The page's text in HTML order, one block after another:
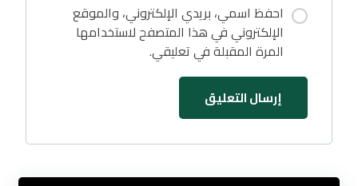
احفظ اسمي، بريدي الإلكتروني، والموقع
الإلكتروني في هذا المتصفح لاستخدامها
المرة المقبلة في تعليقي.
إرسال التعليق